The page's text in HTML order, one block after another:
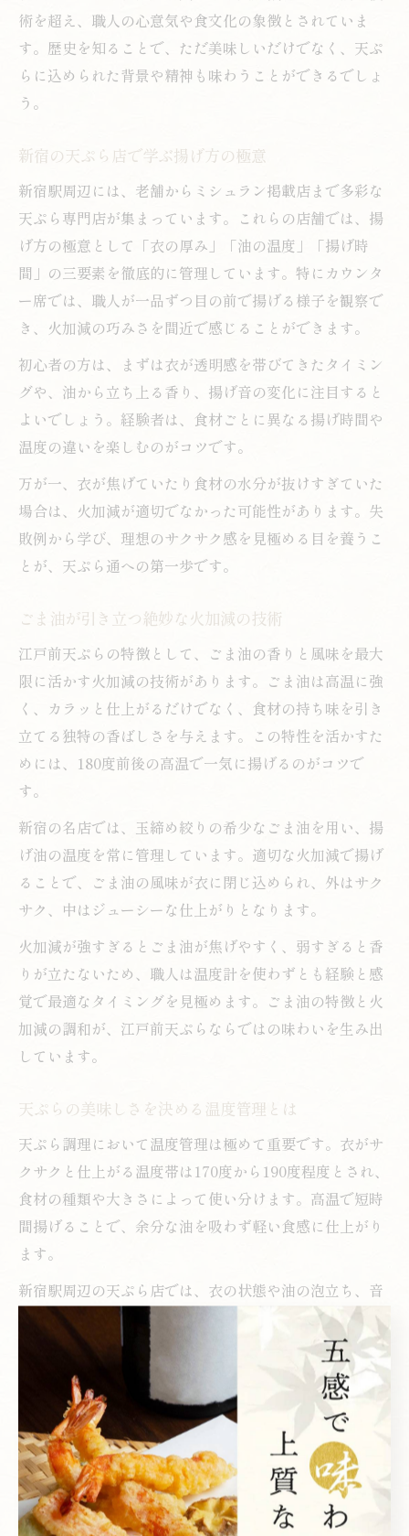
術を超え、職人の心意気や食文化の象徴とされていま
す。歴史を知ることで、ただ美味しいだけでなく、天ぷ
らに込められた背景や精神も味わうことができるでしょ
う。
新宿の天ぷら店で学ぶ揚げ方の極意
新宿駅周辺には、老舗からミシュラン掲載店まで多彩な
天ぷら専門店が集まっています。これらの店舗では、揚
げ方の極意として「衣の厚み」「油の温度」「揚げ時
間」の三要素を徹底的に管理しています。特にカウンタ
ー席では、職人が一品ずつ目の前で揚げる様子を観察で
き、火加減の巧みさを間近で感じることができます。
初心者の方は、まずは衣が透明感を帯びてきたタイミン
グや、油から立ち上る香り、揚げ音の変化に注目すると
よいでしょう。経験者は、食材ごとに異なる揚げ時間や
温度の違いを楽しむのがコツです。
万が一、衣が焦げていたり食材の水分が抜けすぎていた
場合は、火加減が適切でなかった可能性があります。失
敗例から学び、理想のサクサク感を見極める目を養うこ
とが、天ぷら通への第一歩です。
ごま油が引き立つ絶妙な火加減の技術
江戸前天ぷらの特徴として、ごま油の香りと風味を最大
限に活かす火加減の技術があります。ごま油は高温に強
く、カラッと仕上がるだけでなく、食材の持ち味を引き
立てる独特の香ばしさを与えます。この特性を活かすた
めには、180度前後の高温で一気に揚げるのがコツで
す。
新宿の名店では、玉締め絞りの希少なごま油を用い、揚
げ油の温度を常に管理しています。適切な火加減で揚げ
ることで、ごま油の風味が衣に閉じ込められ、外はサク
サク、中はジューシーな仕上がりとなります。
火加減が強すぎるとごま油が焦げやすく、弱すぎると香
りが立たないため、職人は温度計を使わずとも経験と感
覚で最適なタイミングを見極めます。ごま油の特徴と火
加減の調和が、江戸前天ぷらならではの味わいを生み出
しています。
天ぷらの美味しさを決める温度管理とは
天ぷら調理において温度管理は極めて重要です。衣がサ
クサクと仕上がる温度帯は170度から190度程度とされ、
食材の種類や大きさによって使い分けます。高温で短時
間揚げることで、余分な油を吸わず軽い食感に仕上がり
ます。
新宿駅周辺の天ぷら店では、衣の状態や油の泡立ち、音
の変化を手がかりに温度を微調整しています。特にカウ
ンター席では、職人が一品一品の仕上がりを確認しなが
ら提供するため、ベストな状態で天ぷらを味わうことが
できます。
家庭で天ぷらを揚げる際は、温度計を活用するのがおす
すめです。油が温まりすぎた場合は火を弱め、温度が下
がった場合は火を強めるなど、細やかな調整が美味しさ
の秘訣です。温度管理を意識することで、プロの味に一